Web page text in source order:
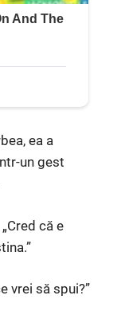
ea a
un gest
că e
vrei să spui?”